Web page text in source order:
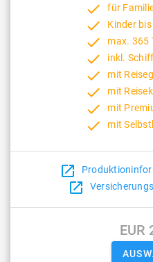
done für
done Kinder
done max. 365
done inkl.
done mit
done mit
done mit
done mit
open_in_new
open_in_new
EUR